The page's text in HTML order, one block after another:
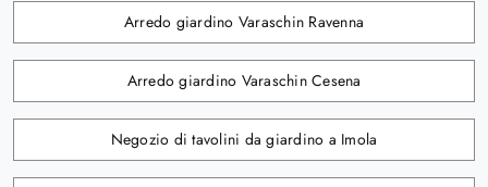
Arredo giardino Varaschin Ravenna
Arredo giardino Varaschin Cesena
Negozio di tavolini da giardino a Imola